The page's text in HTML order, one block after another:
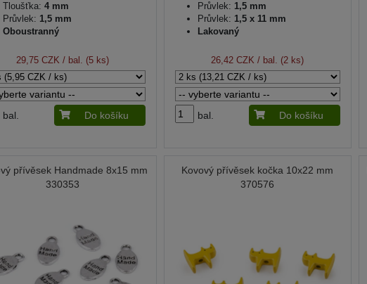
Tloušťka: 4 mm
Průvlek: 1,5 mm
Oboustranný
29,75 CZK / bal. (5 ks)
bal. Do košíku
Průvlek: 1,5 mm
Průvlek: 1,5 x 11 mm
Lakovaný
26,42 CZK / bal. (2 ks)
bal. Do košíku
přívěsek Handmade 8x15 mm
330353
Kovový přívěsek kočka 10x22 mm
370576